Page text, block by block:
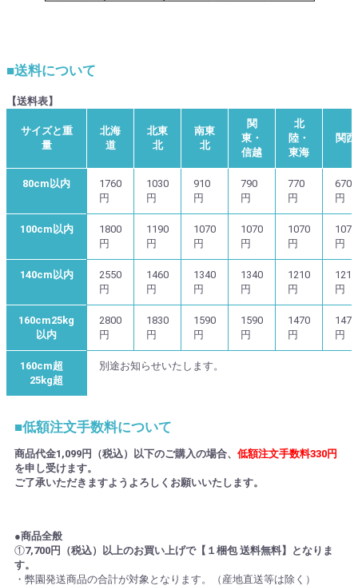
■送料について
【送料表】
サイズと重
量
北海
道
北東
北
南東
北
関
東・
信越
北
陸・
東海
関西
80cm以内
1760
円
1030
円
910
円
790
円
770
円
670
円
100cm以内
1800
円
1190
円
1070
円
1070
円
1070
円
1070
円
140cm以内
2550
円
1460
円
1340
円
1340
円
1210
円
1210
円
160cm25kg
以内
2800
円
1830
円
1590
円
1590
円
1470
円
1470
円
160cm超
25kg超
別途お知らせいたします。
■低額注文手数料について
商品代金1,099円（税込）以下のご購入の場合、 低額注文手数料330円
を申し受けます。
ご了承いただきますようよろしくお願いいたします。
●商品全般
①7,700円（税込）以上のお買い上げで【１梱包 送料無料】となりま
す。
・弊園発送商品の合計が対象となります。（産地直送等は除く）